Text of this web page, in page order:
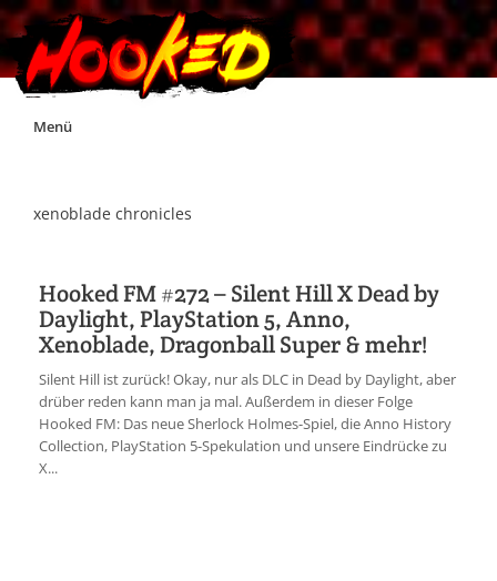
Skip
Menü
Impressum
Jobs
Discord
xenoblade chronicles
Hooked FM #272 – Silent Hill X Dead by
Daylight, PlayStation 5, Anno,
Xenoblade, Dragonball Super & mehr!
Silent Hill ist zurück! Okay, nur als DLC in Dead by Daylight, aber
drüber reden kann man ja mal. Außerdem in dieser Folge
Hooked FM: Das neue Sherlock Holmes-Spiel, die Anno History
Collection, PlayStation 5-Spekulation und unsere Eindrücke zu
X...